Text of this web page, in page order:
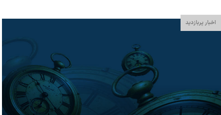
اخبار پربازدید